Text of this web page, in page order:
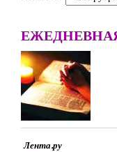
Лента.ру